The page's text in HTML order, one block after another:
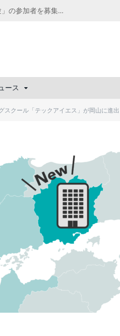
千葉の“小江戸” 香取市が第4回「おためし移住体験」の参加者を募集中！1人1泊2,000円を補助、築100年超の古民家に宿泊も
ース
スクール「テックアイエス」が岡山に進